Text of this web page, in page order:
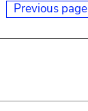
Previous page